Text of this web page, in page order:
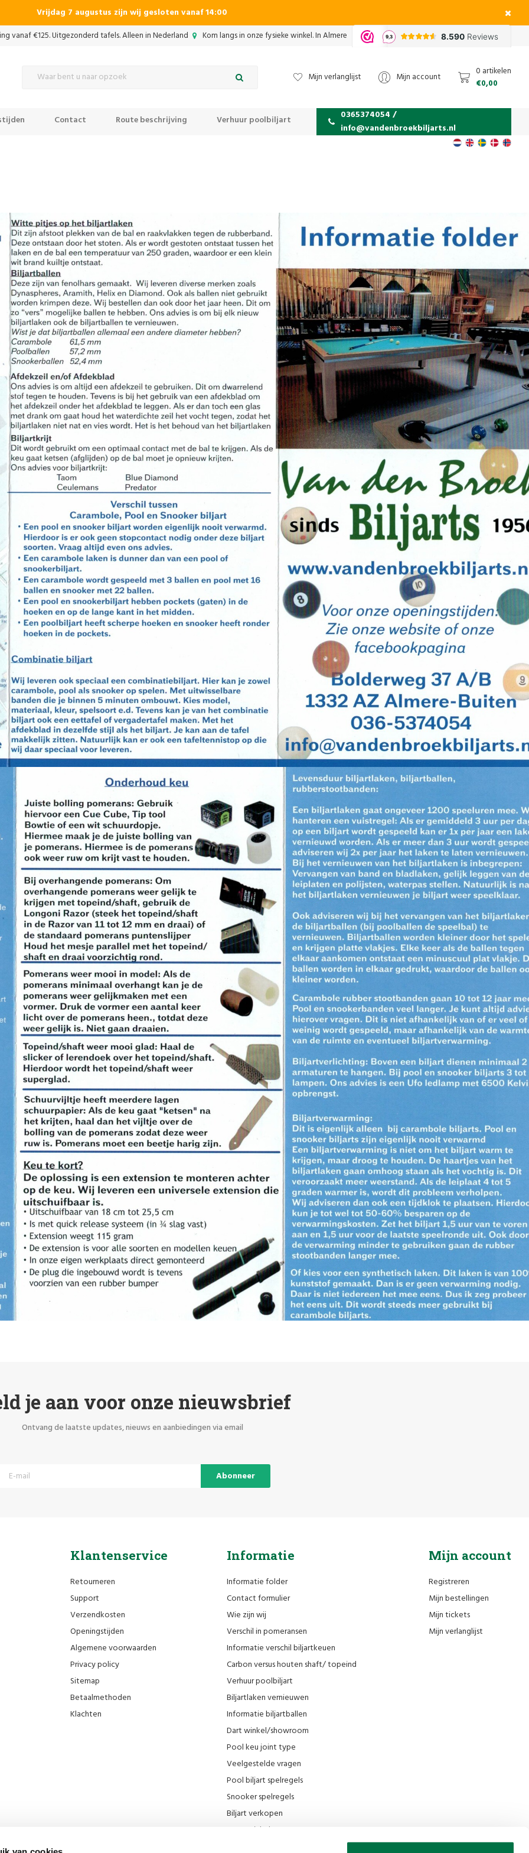
Vrijdag 7 augustus zijn wij gesloten vanaf 14:00
vanaf €125. Uitgezonderd tafels. Alleen in Nederland Kom langs in onze fysieke winkel. In Almere
Mijn verlanglijst Mijn account
0 artikelen
€0,00
Contact Route beschrijving Verhuur poolbiljart
0365374054 /
info@vandenbroekbiljarts.nl
je aan voor onze nieuwsbrief
Ontvang de laatste updates, nieuws en aanbiedingen via email
Abonneer
Klantenservice
Retourneren
Support
Verzendkosten
Openingstijden
Algemene voorwaarden
Privacy policy
Sitemap
Betaalmethoden
Klachten
Informatie
Informatie folder
Contact formulier
Wie zijn wij
Verschil in pomeransen
Informatie verschil biljartkeuen
Carbon versus houten shaft/ topeind
Verhuur poolbiljart
Biljartlaken vernieuwen
Informatie biljartballen
Dart winkel/showroom
Pool keu joint type
Veelgestelde vragen
Pool biljart spelregels
Snooker spelregels
Biljart verkopen
Onze winkel
Mijn account
Registreren
Mijn bestellingen
Mijn tickets
Mijn verlanglijst